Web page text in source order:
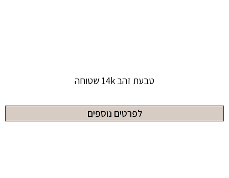
טבעת זהב 14k שטוחה
לפרטים נוספים